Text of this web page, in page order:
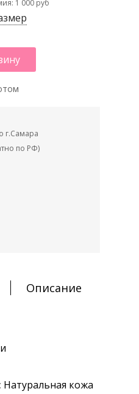
1 000 руб
г.Самара
по РФ)
Описание
Натуральная кожа